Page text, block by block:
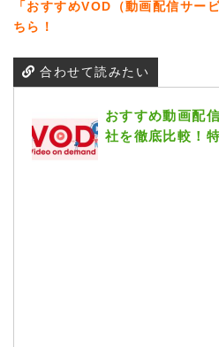
「おすすめVOD（動画配信サー
ちら！
合わせて読みたい
おすすめ動画配
社を徹底比較！